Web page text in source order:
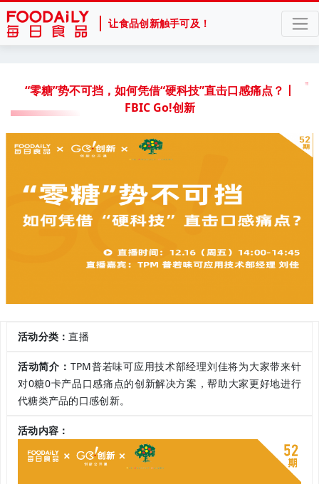
让食品创新触手可及！
“零糖”势不可挡，如何凭借“硬科技”直击口感痛点？丨
FBIC Go!创新
活动分类：直播
活动简介： TPM普若味可应用技术部经理刘佳将为大家带来针
对0糖0卡产品口感痛点的创新解决方案，帮助大家更好地进行
代糖类产品的口感创新。
活动内容：